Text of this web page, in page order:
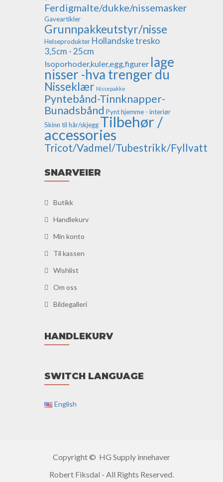
Ferdigmalte/dukke/nissemasker
Gaveartikler
Grunnpakkeutstyr/nisse
Helseprodukter Hollandske tresko
3,5cm - 25cm
Isoporhoder,kuler,egg,figurer lage
nisser -hva trenger du
Nisseklær Nissepakke
Pyntebånd-Tinnknapper-
Bunadsbånd Pynt hjemme - interiør
Skinn til hår/skjegg Tilbehør /
accessories
Tricot/Vadmel/Tubestrikk/Fyllvatt
SNARVEIER
Butikk
Handlekurv
Min konto
Til kassen
Wishlist
Om oss
Bildegalleri
HANDLEKURV
SWITCH LANGUAGE
English
Copyright © HG Supply innehaver
Robert Fiksdal - All Rights Reserved.